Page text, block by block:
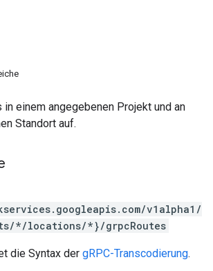
einem angegebenen Projekt und an
Standort auf.
v1alpha1/
*/locations/*}/grpcRoutes
die Syntax der gRPC-Transcodierung.